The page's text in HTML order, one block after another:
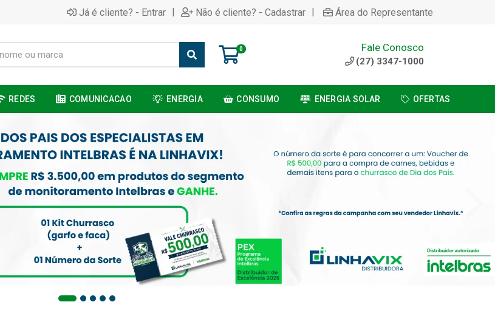
Já é cliente? - Entrar | Não é cliente? - Cadastrar | Área do Representante
0 Fale Conosco
(27) 3347-1000
REDES COMUNICACAO ENERGIA CONSUMO ENERGIA SOLAR OFERTAS